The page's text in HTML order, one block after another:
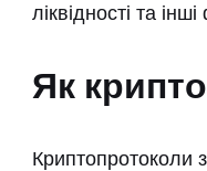
ліквідності та інші
Як
Криптопротоколи